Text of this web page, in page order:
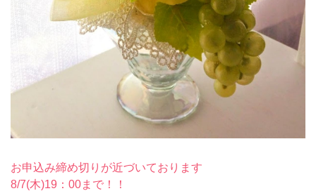
お申込み締め切りが近づいております
8/7(木)19：00まで！！